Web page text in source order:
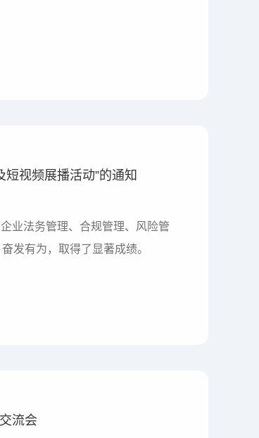
视频展播活动”的通知
发有为，取得了显著成绩。
流会